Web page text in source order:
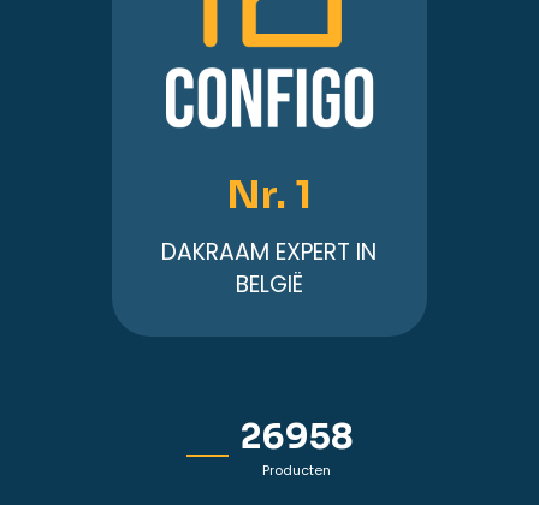
Nr. 1
DAKRAAM EXPERT IN
BELGIË
Producten
43843